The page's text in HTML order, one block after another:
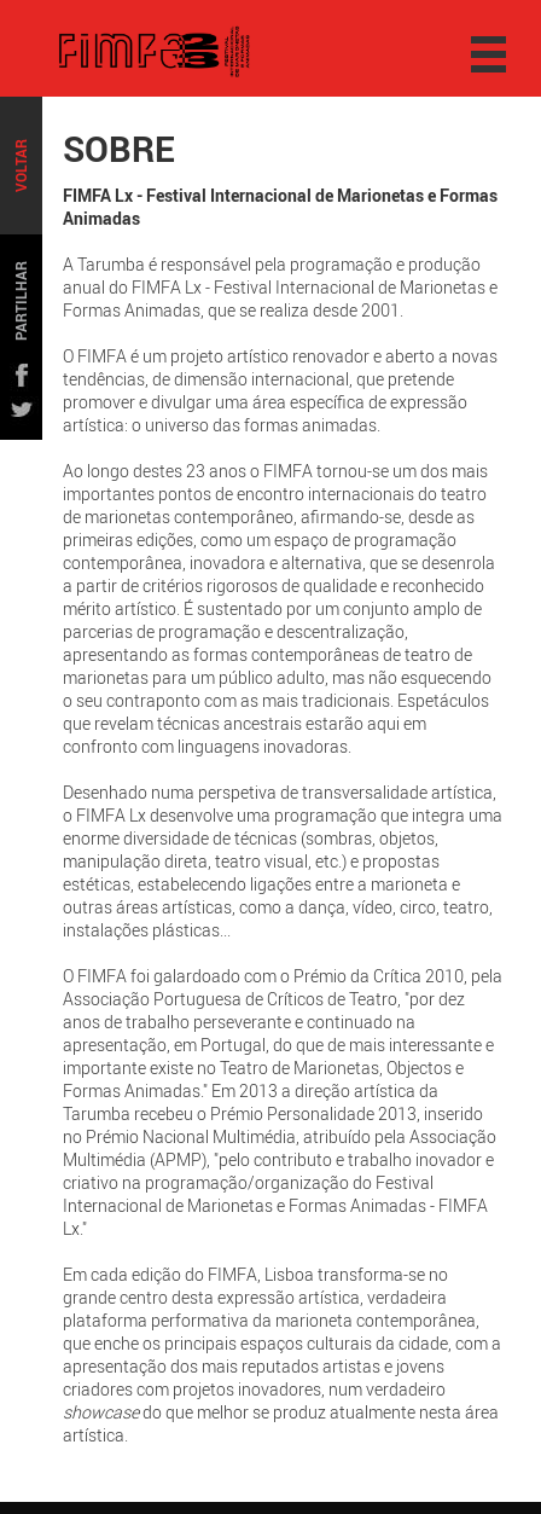
VOLTAR
PARTILHAR
SOBRE
FIMFA Lx - Festival Internacional de Marionetas e Formas
Animadas
A Tarumba é responsável pela programação e produção
anual do FIMFA Lx - Festival Internacional de Marionetas e
Formas Animadas, que se realiza desde 2001.
O FIMFA é um projeto artístico renovador e aberto a novas
tendências, de dimensão internacional, que pretende
promover e divulgar uma área específica de expressão
artística: o universo das formas animadas.
Ao longo destes 23 anos o FIMFA tornou-se um dos mais
importantes pontos de encontro internacionais do teatro
de marionetas contemporâneo, afirmando-se, desde as
primeiras edições, como um espaço de programação
contemporânea, inovadora e alternativa, que se desenrola
a partir de critérios rigorosos de qualidade e reconhecido
mérito artístico. É sustentado por um conjunto amplo de
parcerias de programação e descentralização,
apresentando as formas contemporâneas de teatro de
marionetas para um público adulto, mas não esquecendo
o seu contraponto com as mais tradicionais. Espetáculos
que revelam técnicas ancestrais estarão aqui em
confronto com linguagens inovadoras.
Desenhado numa perspetiva de transversalidade artística,
o FIMFA Lx desenvolve uma programação que integra uma
enorme diversidade de técnicas (sombras, objetos,
manipulação direta, teatro visual, etc.) e propostas
estéticas, estabelecendo ligações entre a marioneta e
outras áreas artísticas, como a dança, vídeo, circo, teatro,
instalações plásticas...
O FIMFA foi galardoado com o Prémio da Crítica 2010, pela
Associação Portuguesa de Críticos de Teatro, "por dez
anos de trabalho perseverante e continuado na
apresentação, em Portugal, do que de mais interessante e
importante existe no Teatro de Marionetas, Objectos e
Formas Animadas." Em 2013 a direção artística da
Tarumba recebeu o Prémio Personalidade 2013, inserido
no Prémio Nacional Multimédia, atribuído pela Associação
Multimédia (APMP), "pelo contributo e trabalho inovador e
criativo na programação/organização do Festival
Internacional de Marionetas e Formas Animadas - FIMFA
Lx."
Em cada edição do FIMFA, Lisboa transforma-se no
grande centro desta expressão artística, verdadeira
plataforma performativa da marioneta contemporânea,
que enche os principais espaços culturais da cidade, com a
apresentação dos mais reputados artistas e jovens
criadores com projetos inovadores, num verdadeiro
showcasedo que melhor se produz atualmente nesta área
artística.